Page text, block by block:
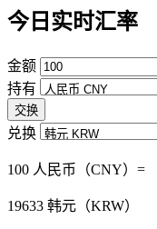
今日实时汇率
金额
持有
交换
兑换
100 人民币（CNY）=
19633 韩元（KRW）